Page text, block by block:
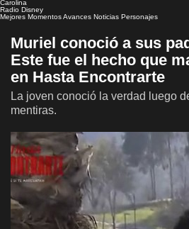
Carolina
Radio Disney
Mejores MomentosAvances Noticias Personajes
Muriel conoció a sus
Este fue el hecho que
en Hasta Encontrarte
La joven conoció la verdad luego
mentiras.